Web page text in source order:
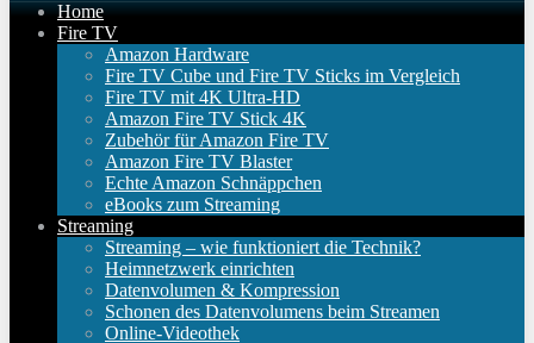
Home
Fire TV
Amazon Hardware
Fire TV Cube und Fire TV Sticks im Vergleich
Fire TV mit 4K Ultra-HD
Amazon Fire TV Stick 4K
Zubehör für Amazon Fire TV
Amazon Fire TV Blaster
Echte Amazon Schnäppchen
eBooks zum Streaming
Streaming
Streaming – wie funktioniert die Technik?
Heimnetzwerk einrichten
Datenvolumen & Kompression
Schonen des Datenvolumens beim Streamen
Online-Videothek